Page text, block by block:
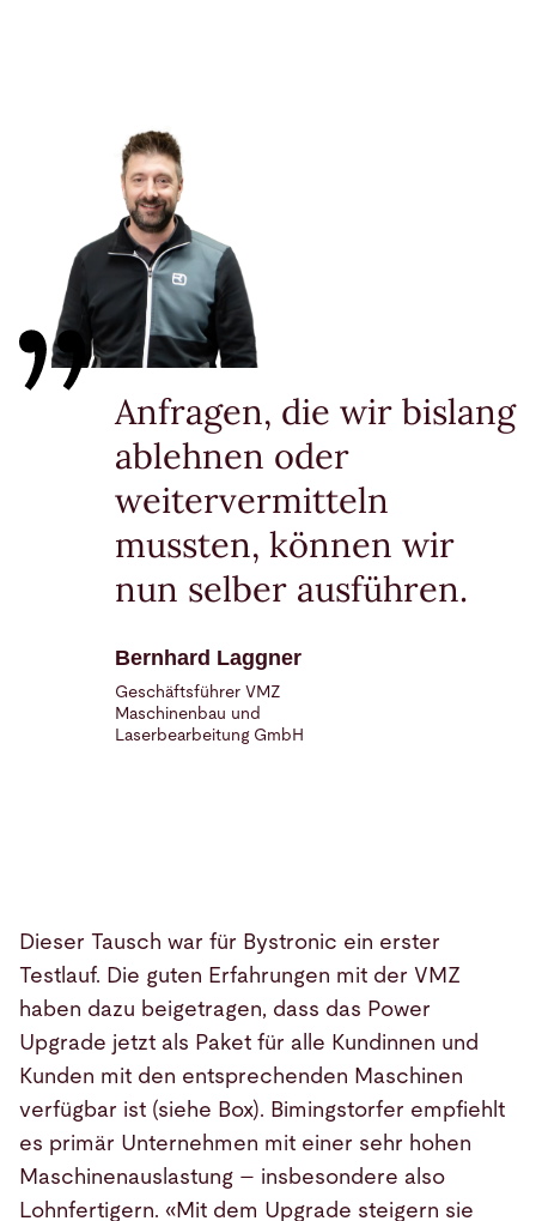
Anfragen, die wir bislang
ablehnen oder
weitervermitteln
mussten, können wir
nun selber ausführen.
Bernhard Laggner
Geschäftsführer VMZ
Maschinenbau und
Laserbearbeitung GmbH
Dieser Tausch war für Bystronic ein erster
Testlauf. Die guten Erfahrungen mit der VMZ
haben dazu beigetragen, dass das Power
Upgrade jetzt als Paket für alle Kundinnen und
Kunden mit den entsprechenden Maschinen
verfügbar ist (siehe Box). Bimingstorfer empfiehlt
es primär Unternehmen mit einer sehr hohen
Maschinenauslastung – insbesondere also
Lohnfertigern. «Mit dem Upgrade steigern sie